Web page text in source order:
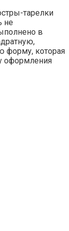
тарелки
не
в
форму, которая
оформления